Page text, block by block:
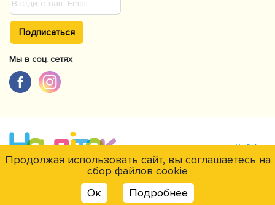
Подписаться
Мы в соц. сетях
© NaDitok © 2012-2026Интернет-магазин товаров для детей Naditok.
Продолжая использовать сайт, вы соглашаетесь на
сбор файлов cookie
Ок
Подробнее